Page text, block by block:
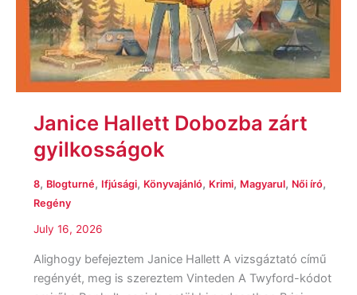
Janice Hallett Dobozba zárt
gyilkosságok
8, Blogturné, Ifjúsági, Könyvajánló, Krimi, Magyarul, Női író,
Regény
July 16, 2026
Alighogy befejeztem Janice Hallett A vizsgáztató című
regényét, meg is szereztem Vinteden A Twyford-kódot